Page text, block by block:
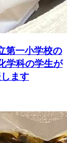
第一小学校の
学科の学生が
ます